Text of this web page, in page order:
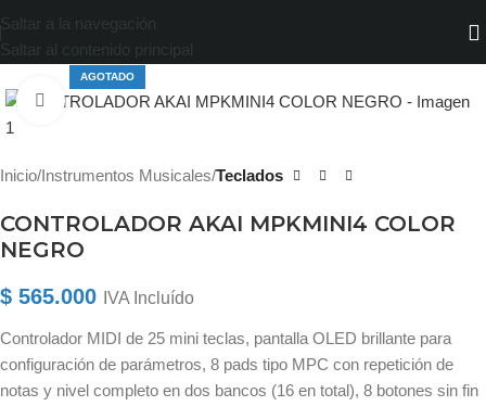
Saltar a la navegación
Saltar al contenido principal
AGOTADO
Haga clic para ampliar
Inicio Instrumentos Musicales Teclados
CONTROLADOR AKAI MPKMINI4 COLOR
NEGRO
$ 565.000 IVA Incluído
Controlador MIDI de 25 mini teclas, pantalla OLED brillante para
configuración de parámetros, 8 pads tipo MPC con repetición de
notas y nivel completo en dos bancos (16 en total), 8 botones sin fin